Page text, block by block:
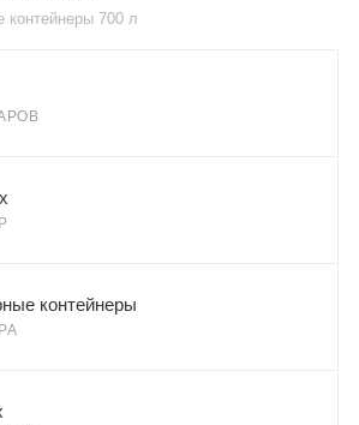
контейнеры 700 л
контейнеры